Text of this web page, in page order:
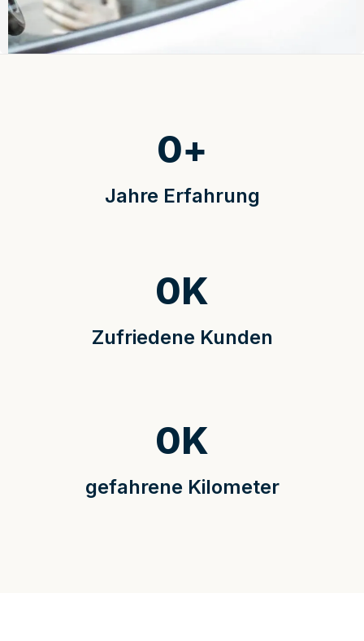
Jahre Erfahrung
0+
Zufriedene Kunden
0K
gefahrene Kilometer
0K